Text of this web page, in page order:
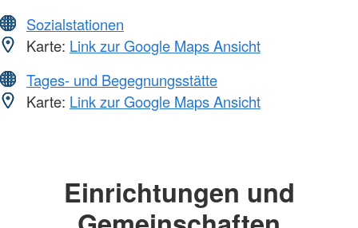
Sozialstationen
Karte: Link zur Google Maps Ansicht
Tages- und Begegnungsstätte
Karte: Link zur Google Maps Ansicht
Einrichtungen und